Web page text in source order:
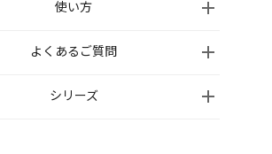
ル、コーン油、パルミチン酸エチルヘ
セリル、トリポリヒドロキシステアリン
セリル、コメヌカ油、ポリソルベート
使い方
呂のお湯に1回分(キャップ3〜4杯)を入
ップは水で洗わないでください。
よくあるご質問
マバスエッセンスは子どもとの入浴
シリーズ